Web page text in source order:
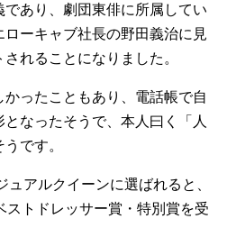
あり、劇団東俳に所属してい
ローキャブ社長の野田義治に見
れることになりました。
ったこともあり、電話帳で自
なったそうで、本人曰く「人
です。
アルクイーンに選ばれると、
ストドレッサー賞・特別賞を受